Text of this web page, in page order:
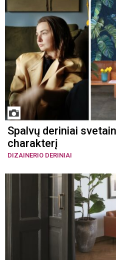
Spalvų deriniai
charakterį
DIZAINERIO DERINIAI